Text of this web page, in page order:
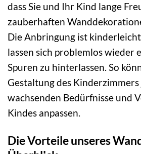
dass Sie und Ihr Kind lange
zauberhaften
Die Anbringung ist
lassen sich problemlos wieder
Spuren zu hinterlassen. So
Gestaltung des
wachsenden Bedürfnisse und
Kindes anpassen.
Die Vorteile unseres